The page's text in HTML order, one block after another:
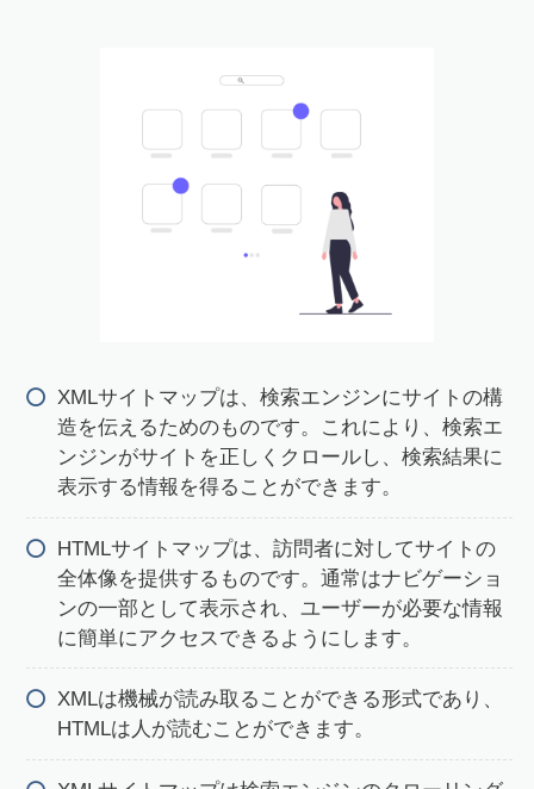
XMLサイトマップは、検索エンジンにサイトの構
造を伝えるためのものです。これにより、検索エ
ンジンがサイトを正しくクロールし、検索結果に
表示する情報を得ることができます。
HTMLサイトマップは、訪問者に対してサイトの
全体像を提供するものです。通常はナビゲーショ
ンの一部として表示され、ユーザーが必要な情報
に簡単にアクセスできるようにします。
XMLは機械が読み取ることができる形式であり、
HTMLは人が読むことができます。